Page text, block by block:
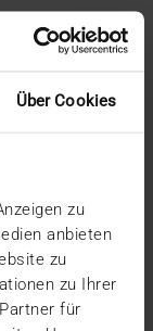
Über Cookies
zu
anbieten
zu
zu Ihrer
für